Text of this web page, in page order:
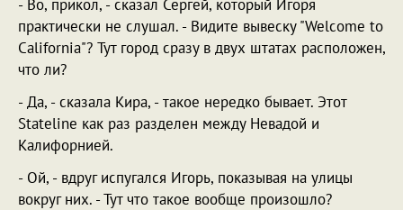
- Во, прикол, - сказал Сергей, который Игоря
практически не слушал. - Видите вывеску "Welcome to
California"? Тут город сразу в двух штатах расположен,
что ли?
- Да, - сказала Кира, - такое нередко бывает. Этот
Stateline как раз разделен между Невадой и
Калифорнией.
- Ой, - вдруг испугался Игорь, показывая на улицы
вокруг них. - Тут что такое вообще произошло?